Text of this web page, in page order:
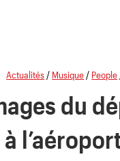
Actualités / Musique / People
du